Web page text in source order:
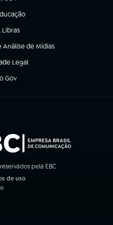
nova aba)
Libras
nova aba)
de Mídias
Legal
aba)
Gov
em nova aba)
pela EBC
de uso
em nova aba)